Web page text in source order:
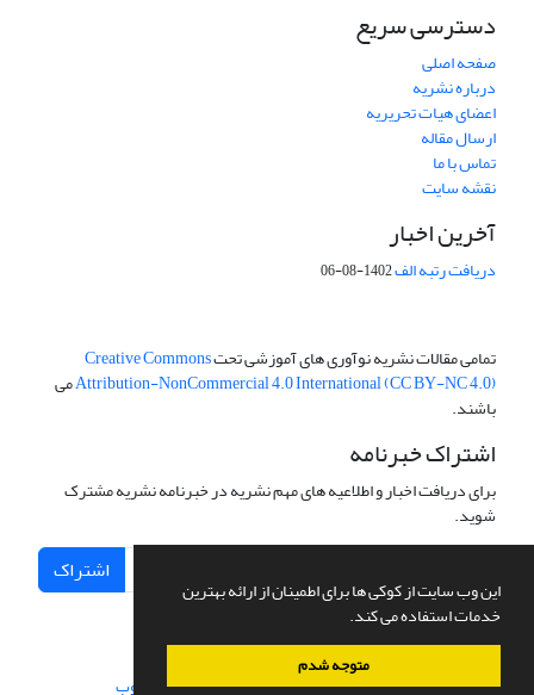
این وب سایت از کوکی ها برای اطمینان از ارائه بهترین
خدمات استفاده می کند.
متوجه شدم
دسترسی سریع
صفحه اصلی
درباره نشریه
اعضای هیات تحریریه
ارسال مقاله
تماس با ما
نقشه سایت
آخرین اخبار
دریافت رتبه الف1402-08-06
تمامی مقالات نشریه نوآوری های آموزشی تحتCreative Commons
Attribution-NonCommercial 4.0 International (CC BY-NC 4.0)می
باشند.
اشتراک خبرنامه
برای دریافت اخبار و اطلاعیه های مهم نشریه در خبرنامه نشریه مشترک
شوید.
اشتراک
سامانه مدیریت نشریات علمی.طراحی و پیاده سازی از سیناوب